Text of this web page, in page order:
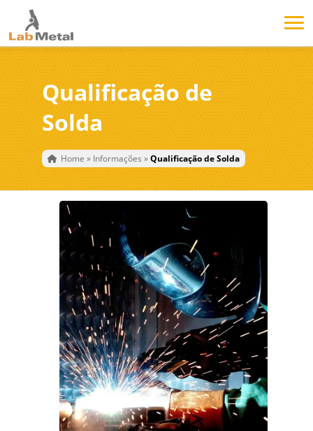
Qualificação de
Solda
Home » Informações »Qualificação de Solda